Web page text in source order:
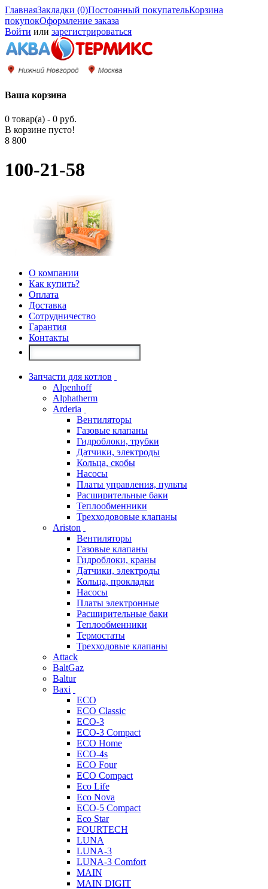
ГлавнаяЗакладки (0)Постоянный покупательКорзина
покупокОформление заказа
Войти или зарегистрироваться
Ваша корзина
0 товар(а) - 0 руб.
В корзине пусто!
8 800
100-21-58
О компании
Как купить?
Оплата
Доставка
Сотрудничество
Гарантия
Контакты
Запчасти для котлов
Alpenhoff
Alphatherm
Arderia
Вентиляторы
Газовые клапаны
Гидроблоки, трубки
Датчики, электроды
Кольца, скобы
Насосы
Платы управления, пульты
Расширительные баки
Теплообменники
Трехходововые клапаны
Ariston
Вентиляторы
Газовые клапаны
Гидроблоки, краны
Датчики, электроды
Кольца, прокладки
Насосы
Платы электронные
Расширительные баки
Теплообменники
Термостаты
Трехходовые клапаны
Attack
BaltGaz
Baltur
Baxi
ECO
ECO Classic
ECO-3
ECO-3 Compact
ECO Home
ECO-4s
ECO Four
ECO Compact
Eco Life
Eco Nova
ECO-5 Compact
Eco Star
FOURTECH
LUNA
LUNA-3
LUNA-3 Comfort
MAIN
MAIN DIGIT